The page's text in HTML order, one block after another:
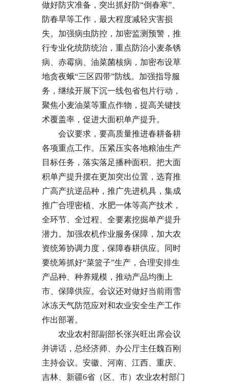
做好防灾准备，突出抓好防“倒春寒”、
防春旱等工作，最大程度减轻灾害损
失。加强病虫防控，加密监测预警，推
行专业化统防统治，重点防治小麦条锈
病、赤霉病、油菜菌核病，加密布设草
地贪夜蛾“三区四带”防线。加强指导服
务，继续开展下沉一线包省包片行动，
聚焦小麦油菜等重点作物，提高关键技
术覆盖率，促进大面积单产提升。
会议要求，要高质量推进春耕备耕
各项重点工作。压紧压实各地粮油生产
目标任务，落实落足播种面积。把大面
积单产提升摆在更加突出位置，选育推
广高产抗逆品种，推广先进机具，集成
推广合理密植、水肥一体等高产技术，
全环节、全过程、全要素挖掘单产提升
潜力。加强农机作业服务保障，加大农
资统筹协调力度，保障春耕供应。同时
要统筹抓好“菜篮子”生产，合理安排生
产品种、种养规模，推动产品均衡上
市、保障供应。会议还对做好当前雨雪
冰冻天气防范应对和农业安全生产工作
作出部署。
农业农村部副部长张兴旺出席会议
并讲话，总经济师、办公厅主任魏百刚
主持会议。安徽、河南、江西、重庆、
吉林、新疆6省（区、市）农业农村部门